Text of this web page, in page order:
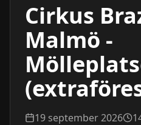
Cirkus
Malmö -
19 september 2026